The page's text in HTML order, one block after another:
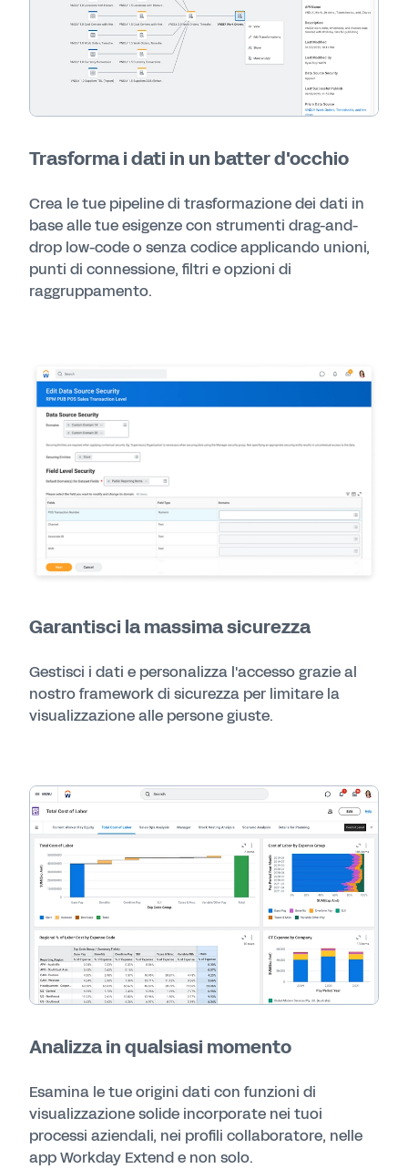
Trasforma i dati in un batter d'occhio
Crea le tue pipeline di trasformazione dei dati in
base alle tue esigenze con strumenti drag-and-
drop low-code o senza codice applicando unioni,
punti di connessione, filtri e opzioni di
raggruppamento.
Garantisci la massima sicurezza
Gestisci i dati e personalizza l'accesso grazie al
nostro framework di sicurezza per limitare la
visualizzazione alle persone giuste.
Analizza in qualsiasi momento
Esamina le tue origini dati con funzioni di
visualizzazione solide incorporate nei tuoi
processi aziendali, nei profili collaboratore, nelle
app Workday Extend e non solo.